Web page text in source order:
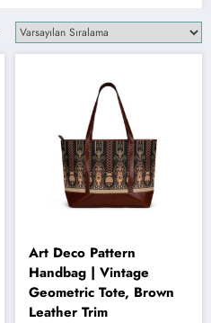
Art Deco Pattern
Handbag | Vintage
Geometric Tote, Brown
Leather Trim